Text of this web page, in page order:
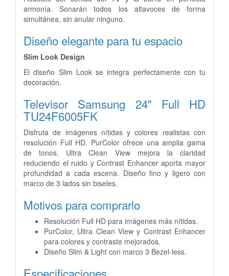
armonía. Sonarán todos los altavoces de forma
simultánea, sin anular ninguno.
Diseño elegante para tu espacio
Slim Look Design
El diseño Slim Look se integra perfectamente con tu
decoración.
Televisor Samsung 24" Full HD
TU24F6005FK
Disfruta de imágenes nítidas y colores realistas con
resolución Full HD. PurColor ofrece una amplia gama
de tonos, Ultra Clean View mejora la claridad
reduciendo el ruido y Contrast Enhancer aporta mayor
profundidad a cada escena. Diseño fino y ligero con
marco de 3 lados sin biseles.
Motivos para comprarlo
Resolución Full HD para imágenes más nítidas.
PurColor, Ultra Clean View y Contrast Enhancer
para colores y contraste mejorados.
Diseño Slim & Light con marco 3 Bezel-less.